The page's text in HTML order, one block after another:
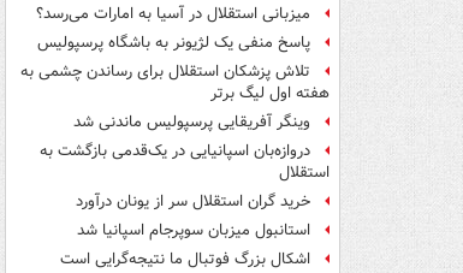
میزبانی استقلال در آسیا به امارات می‌رسد؟
پاسخ منفی یک لژیونر به باشگاه پرسپولیس
تلاش پزشکان استقلال برای رساندن چشمی به
هفته اول لیگ برتر
وینگر آفریقایی پرسپولیس ماندنی شد
دروازه‌بان اسپانیایی در یک‌قدمی بازگشت به
استقلال
خرید گران استقلال سر از یونان درآورد
استانبول میزبان سوپرجام اسپانیا شد
اشکال بزرگ فوتبال ما نتیجه‌گرایی است